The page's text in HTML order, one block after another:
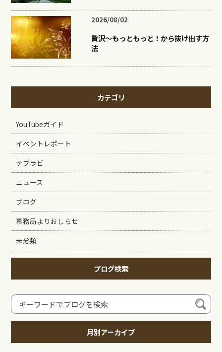
2026/08/02
贅沢〜もっともっと！から抜け出す方
法
カテゴリ
YouTubeガイド
イベントレポート
テブラビ
ニュース
ブログ
事務局よりおしらせ
未分類
ブログ検索
月別アーカイブ